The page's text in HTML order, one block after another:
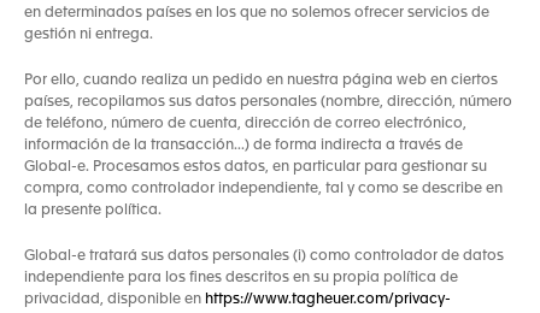
en determinados países en los que no solemos ofrecer servicios de
gestión ni entrega.
Por ello, cuando realiza un pedido en nuestra página web en ciertos
países, recopilamos sus datos personales (nombre, dirección, número
de teléfono, número de cuenta, dirección de correo electrónico,
información de la transacción...) de forma indirecta a través de
Global-e. Procesamos estos datos, en particular para gestionar su
compra, como controlador independiente, tal y como se describe en
la presente política.
Global-e tratará sus datos personales (i) como controlador de datos
independiente para los fines descritos en su propia política de
privacidad, disponible en https://www.tagheuer.com/privacy-